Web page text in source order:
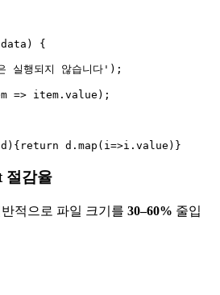
{
행되지 않습니다');
=> item.value);
절감율
적으로 파일 크기를 30–60% 줄입